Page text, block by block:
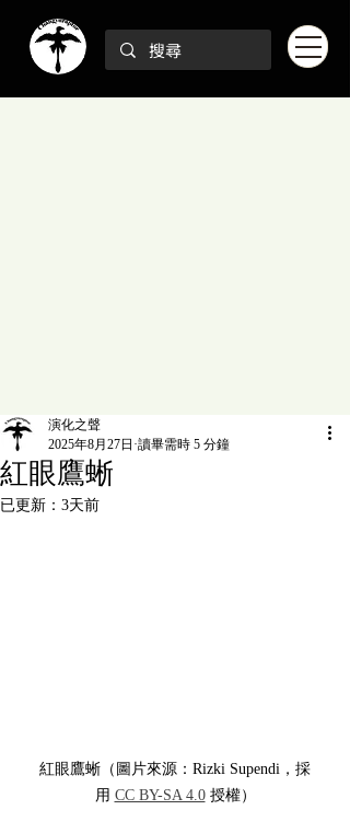
紅眼鷹蜥
演化之聲
2025年8月27日 讀畢需時 5 分鐘
已更新： 3天前
紅眼鷹蜥（圖片來源：Rizki Supendi，採
用 CC BY-SA 4.0 授權）